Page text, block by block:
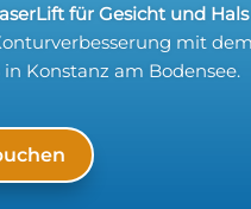
für Gesicht und Hals
mit dem
in Konstanz am Bodensee.